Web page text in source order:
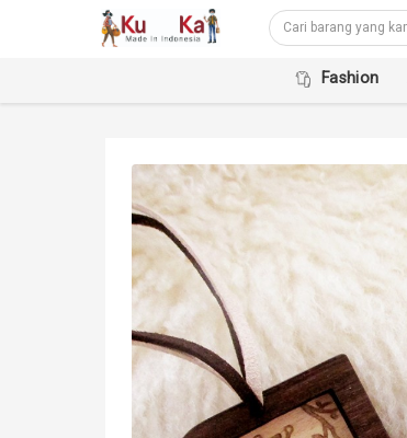
Fashion